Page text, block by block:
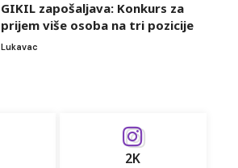
GIKIL zapošaljava: Konkurs za
prijem više osoba na tri pozicije
Lukavac
2K